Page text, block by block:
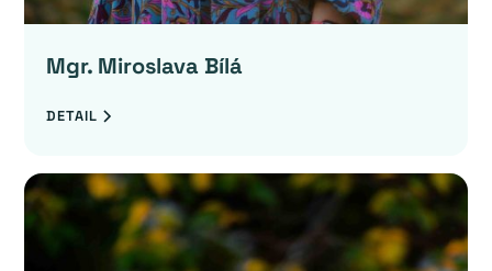
Mgr. Miroslava Bílá
DETAIL